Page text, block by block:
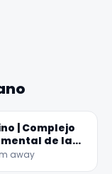
| Complejo
de la
de Bourbon
away